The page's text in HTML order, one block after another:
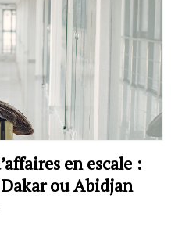
en escale :
ou Abidjan